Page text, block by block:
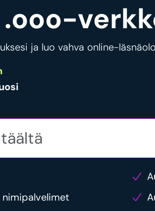
.ooo-
ja luo vahva online-